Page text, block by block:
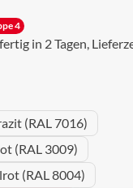
4
in 2 Tagen,
(RAL 7016)
(RAL 3009)
(RAL 8004)